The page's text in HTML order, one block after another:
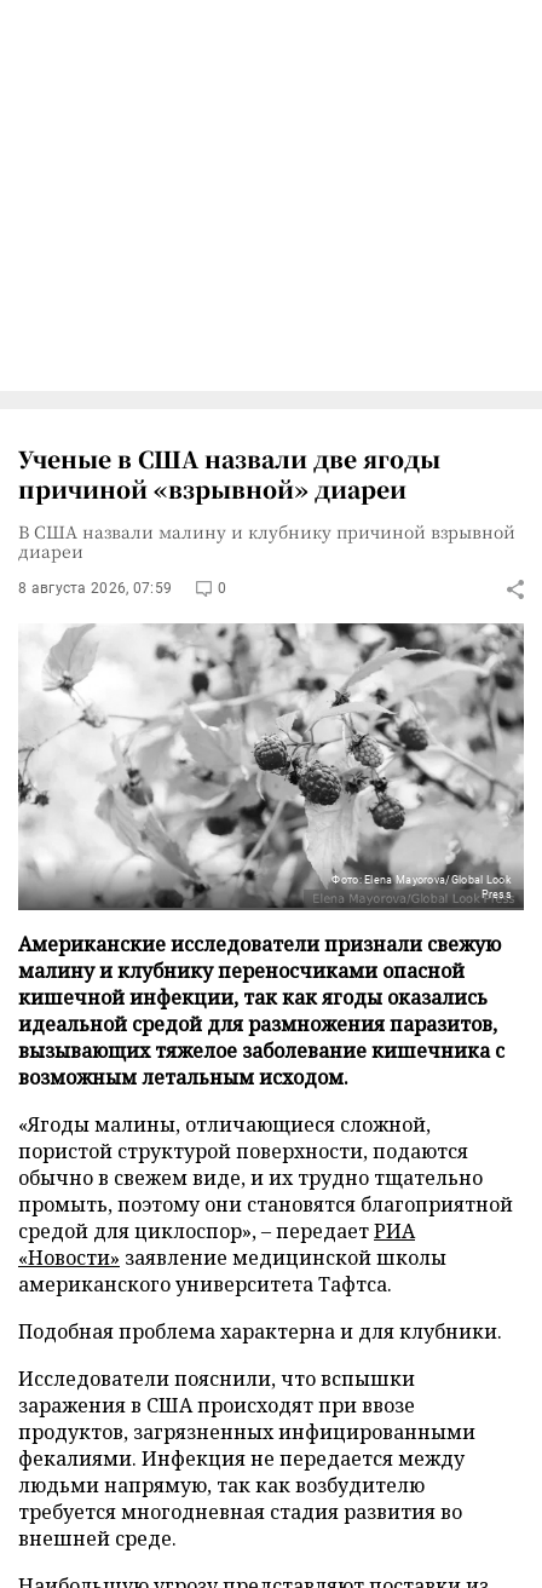
Ученые в США назвали две ягоды
причиной «взрывной» диареи
В США назвали малину и клубнику причиной взрывной
диареи
8 августа 2026, 07:59 0
Фото: Elena Mayorova/Global Look
Press
Американские исследователи признали свежую
малину и клубнику переносчиками опасной
кишечной инфекции, так как ягоды оказались
идеальной средой для размножения паразитов,
вызывающих тяжелое заболевание кишечника с
возможным летальным исходом.
«Ягоды малины, отличающиеся сложной,
пористой структурой поверхности, подаются
обычно в свежем виде, и их трудно тщательно
промыть, поэтому они становятся благоприятной
средой для циклоспор», – передаетРИА
«Новости» заявление медицинской школы
американского университета Тафтса.
Подобная проблема характерна и для клубники.
Исследователи пояснили, что вспышки
заражения в США происходят при ввозе
продуктов, загрязненных инфицированными
фекалиями. Инфекция не передается между
людьми напрямую, так как возбудителю
требуется многодневная стадия развития во
внешней среде.